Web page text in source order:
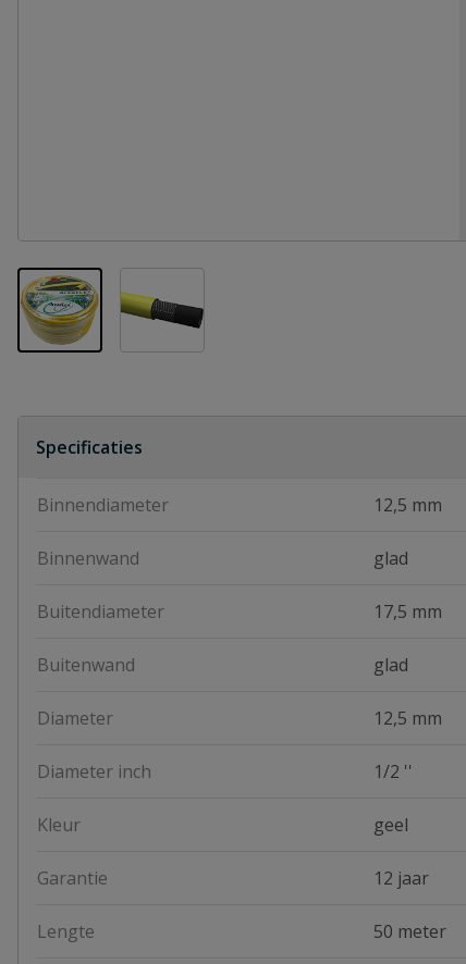
View larger image
Specificaties
Binnendiameter 12,5 mm
Binnenwand glad
Buitendiameter 17,5 mm
Buitenwand glad
Diameter 12,5 mm
Diameter inch 1/2 ''
Kleur geel
Garantie 12 jaar
Lengte 50 meter